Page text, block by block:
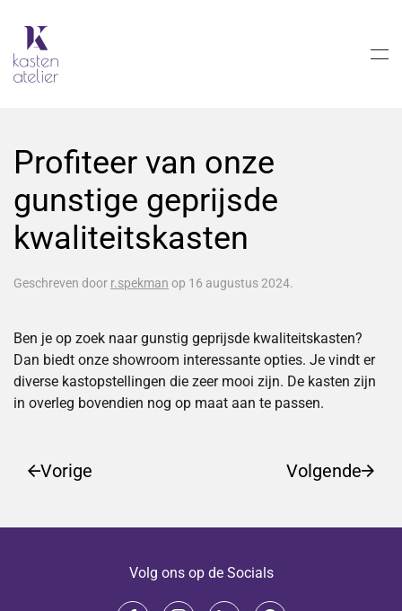
Skip to main content
Profiteer van onze
gunstige geprijsde
kwaliteitskasten
Geschreven door r.spekman op 16 augustus 2024.
Ben je op zoek naar gunstig geprijsde kwaliteitskasten?
Dan biedt onze showroom interessante opties. Je vindt er
diverse kastopstellingen die zeer mooi zijn. De kasten zijn
in overleg bovendien nog op maat aan te passen.
Vorige Volgende
Volg ons op de Socials